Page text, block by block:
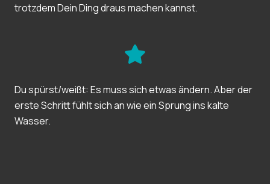
trotzdem Dein Ding draus machen kannst.
Du spürst/weißt: Es muss sich etwas ändern. Aber der
erste Schritt fühlt sich an wie ein Sprung ins kalte
Wasser.